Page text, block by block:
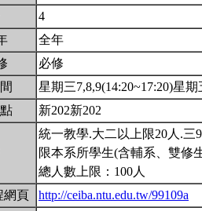
4
全年
必修
星期三7,8,9(14:20~17:20)星
新202新202
統一教學.大二以上限20人.三
限本系所學生(含輔系、雙修
總人數上限：100人
網頁
http://ceiba.ntu.edu.tw/99109a